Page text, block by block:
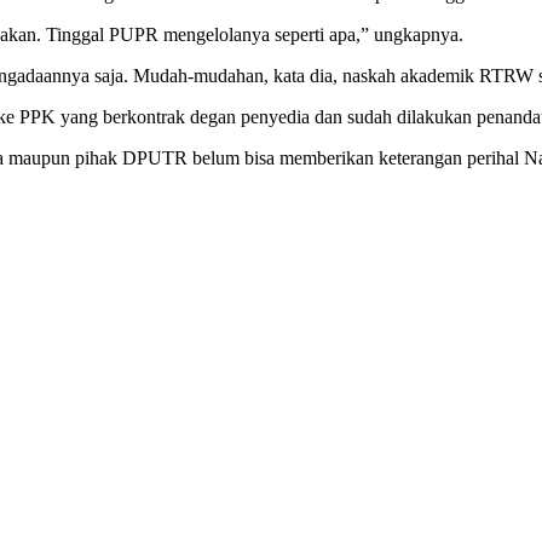
Tinggal PUPR mengelolanya seperti apa,” ungkapnya.
saja. Mudah-mudahan, kata dia, naskah akademik
yang berkontrak degan penyedia dan sudah dilakukan
pihak DPUTR belum bisa memberikan keterangan perihal